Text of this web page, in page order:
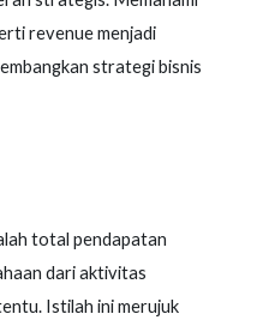
revenue menjadi
strategi bisnis
total pendapatan
dari aktivitas
Istilah ini merujuk